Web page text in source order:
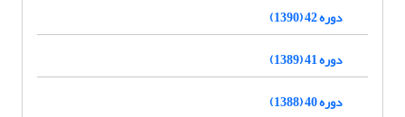
دوره 42 (1390)
دوره 41 (1389)
دوره 40 (1388)